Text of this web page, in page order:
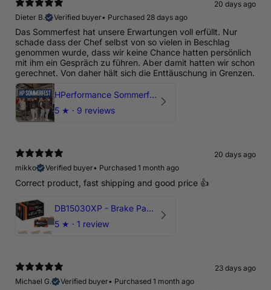
20 days ago
Dieter B.
Verified buyer• Purchased 28 days ago
Das Sommerfest hat unsere Erwartungen voll erfüllt. Nur
schade dass der Chef selbst von so vielen in Beschlag
genommen wurde, dass wir keine Chance hatten persönlich
mit ihm ein Gespräch zu führen. Aber damit hatten wir schon
gerechnet. Von daher hält sich die Enttäuschung in Grenzen.
HPerformance Sommerfest 2026
5 ★ · 9 reviews
20 days ago
mikko
Verified buyer• Purchased 1 month ago
Correct product, fast shipping and good price 👍
DB15030XP - Brake Pads Xtreme Performance | Front Axle
5 ★ · 1 review
23 days ago
Michael G.
Verified buyer• Purchased 1 month ago